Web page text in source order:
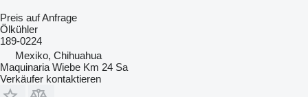
Preis auf Anfrage
Ölkühler
189-0224
Mexiko, Chihuahua
Maquinaria Wiebe Km 24 Sa
Verkäufer kontaktieren